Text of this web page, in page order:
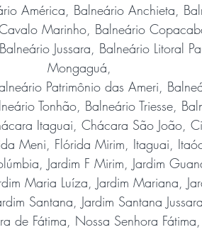
América, Balneário Anchieta,
Marinho, Balneário
Jussara, Balneário Litoral
Mongaguá,
Patrimônio das Ameri,
Tonhão, Balneário Triesse,
Itaguai, Chácara São João,
Meni, Flórida Mirim, Itaguai,
Jardim F Mirim, Jardim
Maria Luíza, Jardim Mariana,
Santana, Jardim Santana
de Fátima, Nossa Senhora